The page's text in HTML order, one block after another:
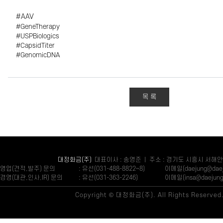
#AAV
#GeneTherapy
#USPBiologics
#CapsidTiter
#GenomicDNA
목 록
대정화금(주) 대표이사 : 송영준 | 주소 : 경기도 시흥시 서해
영업(견적,발주) 문의
: 유선(031-488-8822~8)
이메일
경영(대관,인사,IR) 문의
: 유선(031-363-2246) 이메일
Copyright © 대정화금(주). All Rights